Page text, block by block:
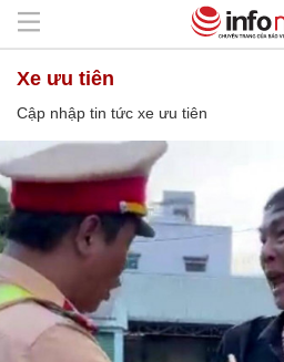
xe ưu tiên
Cập nhập tin tức xe ưu tiên